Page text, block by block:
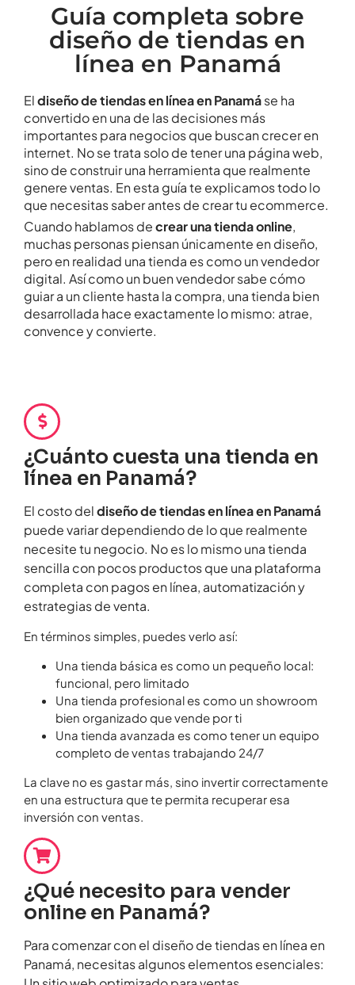
Guía completa sobre
diseño de tiendas en
línea en Panamá
Eldiseño de tiendas en línea en Panamáse ha
convertido en una de las decisiones más
importantes para negocios que buscan crecer en
internet. No se trata solo de tener una página web,
sino de construir una herramienta que realmente
genere ventas. En esta guía te explicamos todo lo
que necesitas saber antes de crear tu ecommerce.
Cuando hablamos decrear una tienda online,
muchas personas piensan únicamente en diseño,
pero en realidad una tienda es como un vendedor
digital. Así como un buen vendedor sabe cómo
guiar a un cliente hasta la compra, una tienda bien
desarrollada hace exactamente lo mismo: atrae,
convence y convierte.
¿Cuánto cuesta una tienda en
línea en Panamá?
El costo deldiseño de tiendas en línea en Panamá
puede variar dependiendo de lo que realmente
necesite tu negocio. No es lo mismo una tienda
sencilla con pocos productos que una plataforma
completa con pagos en línea, automatización y
estrategias de venta.
En términos simples, puedes verlo así:
Una tienda básica es como un pequeño local:
funcional, pero limitado
Una tienda profesional es como un showroom
bien organizado que vende por ti
Una tienda avanzada es como tener un equipo
completo de ventas trabajando 24/7
La clave no es gastar más, sino invertir correctamente
en una estructura que te permita recuperar esa
inversión con ventas.
¿Qué necesito para vender
online en Panamá?
Para comenzar con el diseño de tiendas en línea en
Panamá, necesitas algunos elementos esenciales: